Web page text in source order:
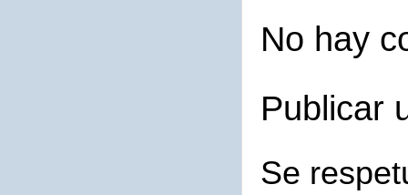
No hay
Publicar
Se